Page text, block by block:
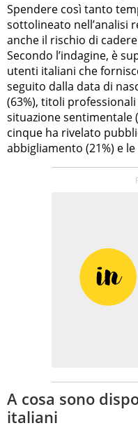
Spendere così tanto
sottolineato nell’analisi
anche il rischio di
Secondo l’indagine, è
utenti italiani che
seguito dalla data di
(63%), titoli professionali
situazione sentimentale
cinque ha rivelato
abbigliamento (21%) e
A cosa sono
italiani